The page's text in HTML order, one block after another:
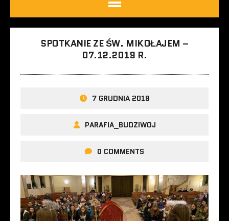
SPOTKANIE ZE ŚW. MIKOŁAJEM –
07.12.2019 R.
7 GRUDNIA 2019
PARAFIA_BUDZIWOJ
0 COMMENTS